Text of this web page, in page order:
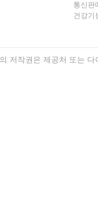
통신판
건강기
저작권은 제공처 또는